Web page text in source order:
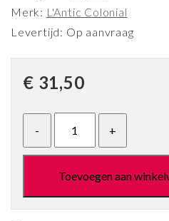
Merk: L'Antic Colonial
Levertijd: Op aanvraag
€ 31,50
Toevoegen aan